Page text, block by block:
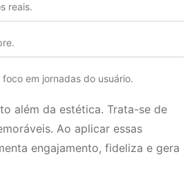
reais.
em jornadas do usuário.
além da estética. Trata-se de
Ao aplicar essas
engajamento, fideliza e gera